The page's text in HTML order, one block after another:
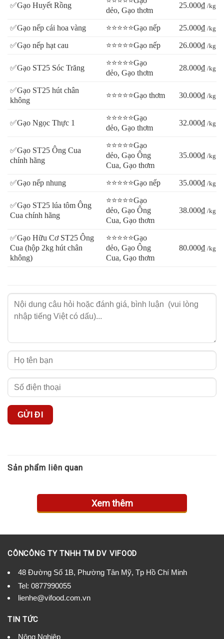
✅Gạo Huyết Rồng
dẻo, Gạo thơm
25.000₫ /kg
✅Gạo nếp cái hoa vàng ⭐⭐⭐⭐⭐Gạo nếp 25.000₫ /kg
✅Gạo nếp hạt cau ⭐⭐⭐⭐⭐Gạo nếp 26.000₫ /kg
✅Gạo ST25 Sóc Trăng
⭐⭐⭐⭐⭐Gạo
dẻo, Gạo thơm
28.000₫ /kg
✅Gạo ST25 hút chân
không
⭐⭐⭐⭐⭐Gạo thơm 30.000₫ /kg
✅Gạo Ngọc Thực 1
⭐⭐⭐⭐⭐Gạo
dẻo, Gạo thơm
32.000₫ /kg
✅Gạo ST25 Ông Cua
chính hãng
⭐⭐⭐⭐⭐Gạo
dẻo, Gạo Ông
Cua, Gạo thơm
35.000₫ /kg
✅Gạo nếp nhung ⭐⭐⭐⭐⭐Gạo nếp 35.000₫ /kg
✅Gạo ST25 lúa tôm Ông
Cua chính hãng
⭐⭐⭐⭐⭐Gạo
dẻo, Gạo Ông
Cua, Gạo thơm
38.000₫ /kg
✅Gạo Hữu Cơ ST25 Ông
Cua (hộp 2kg hút chân
không)
⭐⭐⭐⭐⭐Gạo
dẻo, Gạo Ông
Cua, Gạo thơm
80.000₫ /kg
Sản phẩm liên quan
Xem thêm
CÔNCÔNG TY TNHH TM DV VIFOOD
48 Đường Số 1B, Phường Tân Mỹ, Tp Hồ Chí Minh
Tel: 0877990055
lienhe@vifood.com.vn
TIN TỨC
Nông Nghiệp